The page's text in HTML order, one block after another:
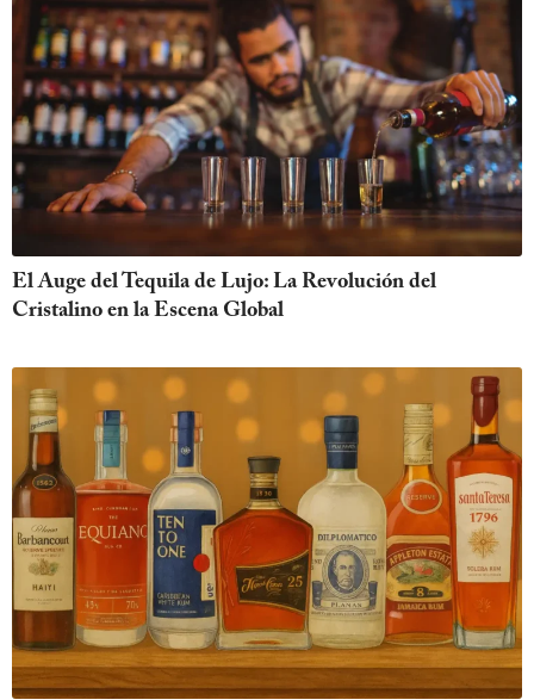
El Auge del Tequila de Lujo: La Revolución del
Cristalino en la Escena Global